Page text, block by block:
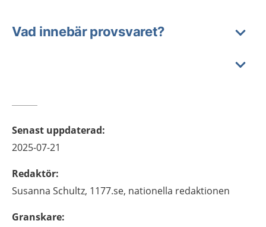
Vad innebär provsvaret?
Senast uppdaterad:
2025-07-21
Redaktör:
Susanna Schultz, 1177.se, nationella redaktionen
Granskare: